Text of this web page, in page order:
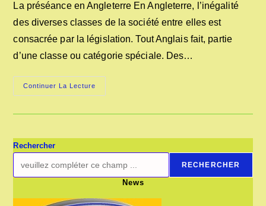
publication :
La préséance en Angleterre En Angleterre, l’inégalité
des diverses classes de la société entre elles est
consacrée par la législation. Tout Anglais fait, partie
d’une classe ou catégorie spéciale. Des…
Continuer La Lecture
PRESEANCE
Rechercher
RECHERCHER
News